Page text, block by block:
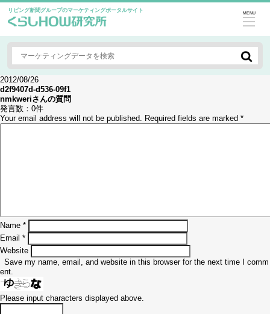
リビング新聞グループのマーケティングポータルサイト MENU
2012/08/26
d2f9407d-d536-09f1
nmkweriさんの質問
発言数： 0件
Your email address will not be published. Required fields are marked *
Name *
Email *
Website
Save my name, email, and website in this browser for the next time I comm
ent.
Please input characters displayed above.